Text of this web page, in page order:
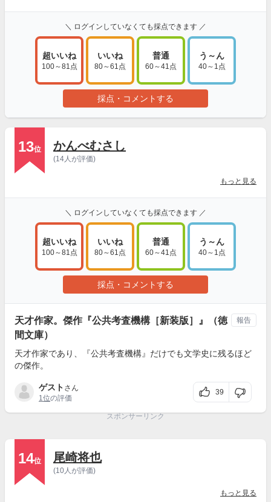
＼ ログインしていなくても採点できます ／
超いいね
100～81点
いいね
80～61点
普通
60～41点
う～ん
40～1点
採点・コメントする
13位 かんべむさし
(14人が評価)
もっと見る
＼ ログインしていなくても採点できます ／
超いいね
100～81点
いいね
80～61点
普通
60～41点
う～ん
40～1点
採点・コメントする
天才作家。傑作『公共考査機構［新装版］』（徳
間文庫）
天才作家であり、『公共考査機構』だけでも文学史に残るほど
の傑作。
ゲスト さん
1位の評価
39
報告
スポンサーリンク
14位 尾崎将也
(10人が評価)
もっと見る